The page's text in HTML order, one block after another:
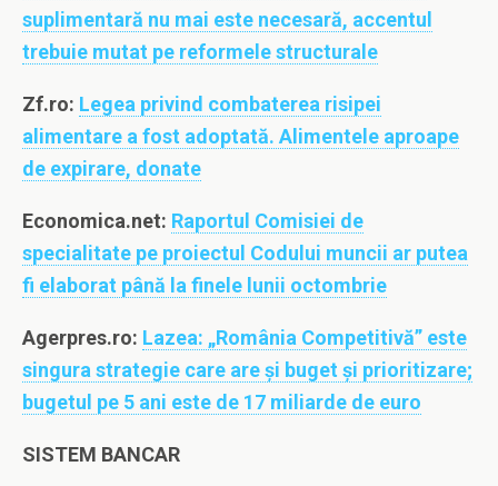
suplimentară nu mai este necesară, accentul
trebuie mutat pe reformele structurale
Zf.ro: Legea privind combaterea risipei
alimentare a fost adoptată. Alimentele aproape
de expirare, donate
Economica.net: Raportul Comisiei de
specialitate pe proiectul Codului muncii ar putea
fi elaborat până la finele lunii octombrie
Agerpres.ro: Lazea: „România Competitivă” este
singura strategie care are și buget și prioritizare;
bugetul pe 5 ani este de 17 miliarde de euro
SISTEM BANCAR